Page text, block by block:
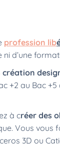
profession lib
ni d’une
création
+2 au Bac
à créer des
Vous vous
3D ou